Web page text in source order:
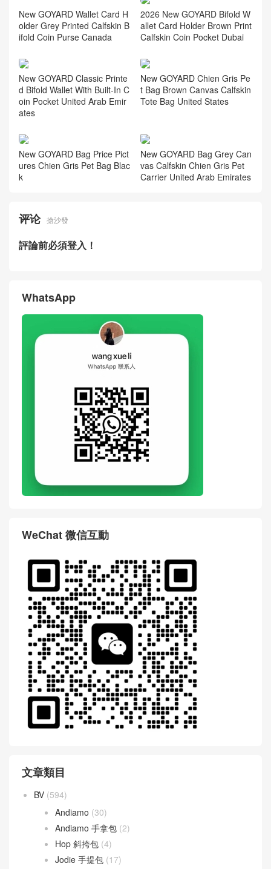
New GOYARD Wallet Card H
older Grey Printed Calfskin B
ifold Coin Purse Canada
2026 New GOYARD Bifold W
allet Card Holder Brown Print
Calfskin Coin Pocket Dubai
New GOYARD Classic Printe
d Bifold Wallet With Built-In C
oin Pocket United Arab Emir
ates
New GOYARD Chien Gris Pe
t Bag Brown Canvas Calfskin
Tote Bag United States
New GOYARD Bag Price Pict
ures Chien Gris Pet Bag Blac
k
New GOYARD Bag Grey Can
vas Calfskin Chien Gris Pet
Carrier United Arab Emirates
评论 搶沙發
評論前必須登入！
WhatsApp
WeChat 微信互動
文章類目
BV (594)
Andiamo (30)
Andiamo 手拿包 (2)
Hop 斜挎包 (4)
Jodie 手提包 (17)